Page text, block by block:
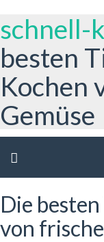
schnell-
besten
Kochen
Gemüse
Die
von